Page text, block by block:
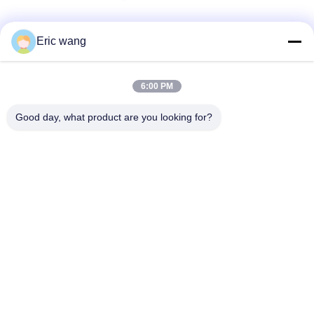
Τηλ.
Eric wang
6:00 PM
Good day, what product are you looking for?